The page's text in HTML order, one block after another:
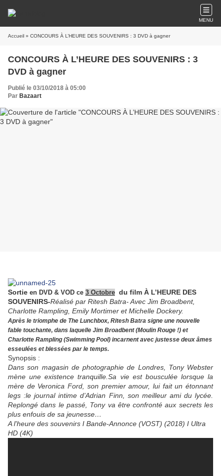
MENU
Accueil » CONCOURS À L’HEURE DES SOUVENIRS : 3 DVD à gagner
CONCOURS À L’HEURE DES SOUVENIRS : 3
DVD à gagner
Publié le 03/10/2018 à 05:00
Par Bazaart
Sortie en DVD & VOD ce 3 Octobre du film À L’HEURE DES
SOUVENIRS-Réalisé par Ritesh Batra- Avec Jim Broadbent,
Charlotte Rampling, Emily Mortimer et Michelle Dockery.
Après le triomphe de The Lunchbox, Ritesh Batra signe une nouvelle
fable touchante, dans laquelle Jim Broadbent (Moulin Rouge !) et
Charlotte Rampling (Swimming Pool) incarnent avec justesse deux âmes
esseulées et blessées par le temps.
Synopsis :
Dans son magasin de photographie de Londres, Tony Webster
mène une existence tranquille.Sa vie est bousculée lorsque la
mère de Veronica Ford, son premier amour, lui fait un étonnant
legs :le journal intime d’Adrian Finn, son meilleur ami du lycée.
Replongé dans le passé, Tony va être confronté aux secrets les
plus enfouis de sa jeunesse…
A l'heure des souvenirs I Bande-Annonce (VOST) (2018) I Ultra
HD (4K)